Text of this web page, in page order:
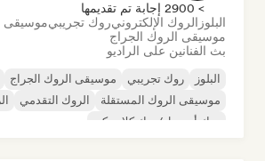
> 2900 إجابة تم تقديمها
البلوز الروك الإلكترونيروك تجريبيموسيقى
موسيقى الروك الجراج
بث الفنانين على الراديو
البلوز روك تجريبي موسيقى الروك الجراج
موسيقى الروك المستقلة
الروك التقدمي
روك أند رول/روك كلاسيكي